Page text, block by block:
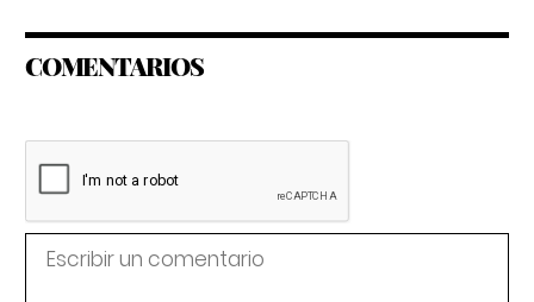
COMENTARIOS